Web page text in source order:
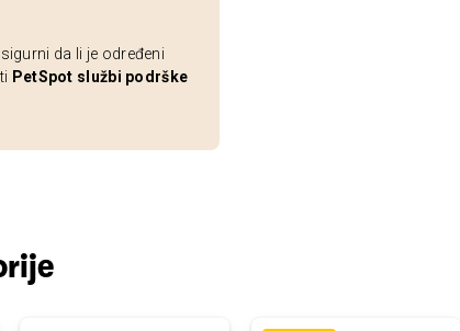
da li je određeni
PetSpot službi podrške